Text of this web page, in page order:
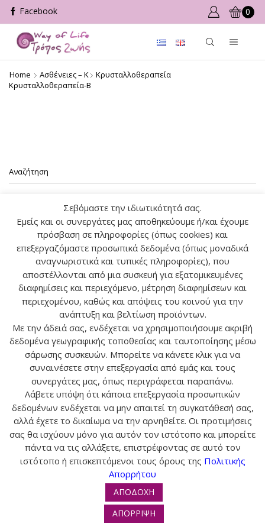
0
Home Ασθένειες – Κ
Κρυσταλλοθεραπεία
Κρυσταλλοθεραπεία-Β
Αναζήτηση
Ο ΛΟΓΑΡΙΑΣΜΟΣ ΜΟΥ
ΕΠΙΚΟΙΝΩΝΙΑ
ΠΛΗΡΟΦΟΡΙΕΣ
© 2024 tropos-zois.gr All Rights Reserved
Σεβόμαστε την ιδιωτικότητά σας.
Εμείς και οι συνεργάτες μας αποθηκεύουμε ή/και έχουμε
πρόσβαση σε πληροφορίες (όπως cookies) και
επεξεργαζόμαστε προσωπικά δεδομένα (όπως μοναδικά
αναγνωριστικά και τυπικές πληροφορίες), που
αποστέλλονται από μια συσκευή για εξατομικευμένες
διαφημίσεις και περιεχόμενο, μέτρηση διαφημίσεων και
περιεχομένου, καθώς και απόψεις του κοινού για την
ανάπτυξη και βελτίωση προϊόντων.
Με την άδειά σας, ενδέχεται να χρησιμοποιήσουμε ακριβή
δεδομένα γεωγραφικής τοποθεσίας και ταυτοποίησης μέσω
σάρωσης συσκευών. Μπορείτε να κάνετε κλικ για να
συναινέσετε στην επεξεργασία από εμάς και τους
συνεργάτες μας, όπως περιγράφεται παραπάνω.
Λάβετε υπόψη ότι κάποια επεξεργασία προσωπικών
δεδομένων ενδέχεται να μην απαιτεί τη συγκατάθεσή σας,
αλλά έχετε το δικαίωμα να την αρνηθείτε. Οι προτιμήσεις
σας θα ισχύουν μόνο για αυτόν τον ιστότοπο και μπορείτε
πάντα να τις αλλάξετε, επιστρέφοντας σε αυτό τον
ιστότοπο ή επισκεπτόμενοι τους όρους της Πολιτικής
Απορρήτου
ΑΠΟΔΟΧΗ
ΑΠΟΡΡΙΨΗ